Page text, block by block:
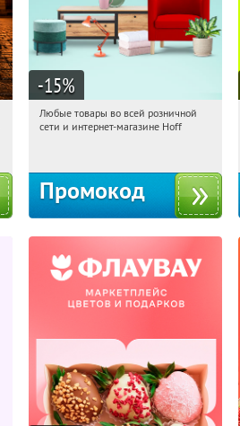
-15%
13:36:24 Получили:
Любые товары во всей розничной
сети и интернет-магазине Hoff
Промокод